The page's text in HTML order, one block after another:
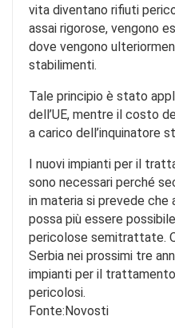
vita diventano rifiuti
assai rigorose, vengono
dove vengono
stabilimenti.
Tale principio è stato
dell’UE, mentre il costo
a carico dell’inquinatore
I nuovi impianti per il
sono necessari perché
in materia si prevede che
possa più essere
pericolose semitrattate.
Serbia nei prossimi tre
impianti per il
pericolosi.
Fonte:Novosti